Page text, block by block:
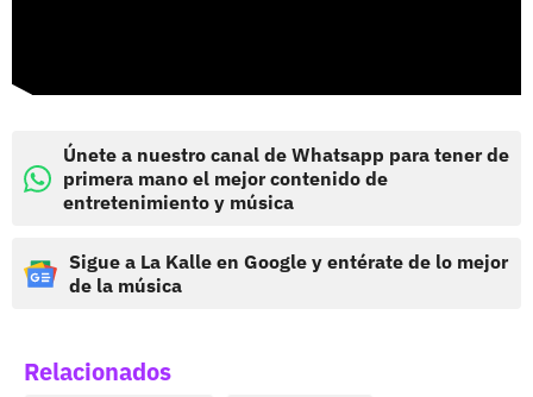
Únete a nuestro canal de Whatsapp para tener de
primera mano el mejor contenido de
entretenimiento y música
Sigue a La Kalle en Google y entérate de lo mejor
de la música
Relacionados